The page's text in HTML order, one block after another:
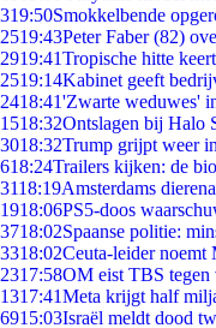
319:50Smokkelbende
2519:43Peter Faber (82)
2919:41Tropische hitte
2519:14Kabinet geeft
2418:41'Zwarte weduwes'
1518:32Ontslagen bij Halo
3018:32Trump grijpt weer
618:24Trailers kijken: de
3118:19Amsterdams
1918:06PS5-doos
3718:02Spaanse politie:
3318:02Ceuta-leider noemt
2317:58OM eist TBS tegen
1317:41Meta krijgt half
6915:03Israël meldt dood